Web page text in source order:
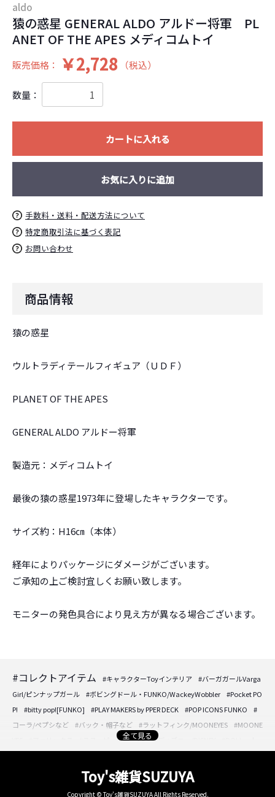
aldo
猿の惑星 GENERAL ALDO アルドー将軍 PL
ANET OF THE APES メディコムトイ
販売価格： ￥2,728 （税込）
数量：
カートに入れる
お気に入りに追加
手数料・送料・配送方法について
特定商取引法に基づく表記
お問い合わせ
商品情報
猿の惑星
ウルトラディテールフィギュア（ＵＤＦ）
PLANET OF THE APES
GENERAL ALDO アルドー将軍
製造元：メディコムトイ
最後の猿の惑星1973年に登場したキャラクターです。
サイズ約：H16㎝（本体）
経年によりパッケージにダメージがございます。
ご承知の上ご検討宜しくお願い致します。
モニターの発色具合により見え方が異なる場合ございます。
#コレクトアイテム #キャラクターToyインテリア
#バーガガールVarga
Girl/ピンナップガール
#ボビングドール・FUNKO/WackeyWobbler
#Pocket PO
P!
#bitty pop![FUNKO] #PLAY MAKERS by PPER DECK #POP ICONS FUNKO
#
コーラ/ペプシなど
#バック・帽子など #ラットフィンク/MOONEYES
#MOONE
#スヌーピー/PEANUTS #ディズニー/DISNEY
#フォトフレーム/壁掛けプレートなど
#ジュエリーケース・トレーetc.
全て見る
Toy's雑貨SUZUYA
Copyright © Toy's雑貨SUZUYA All Rights Reserved.